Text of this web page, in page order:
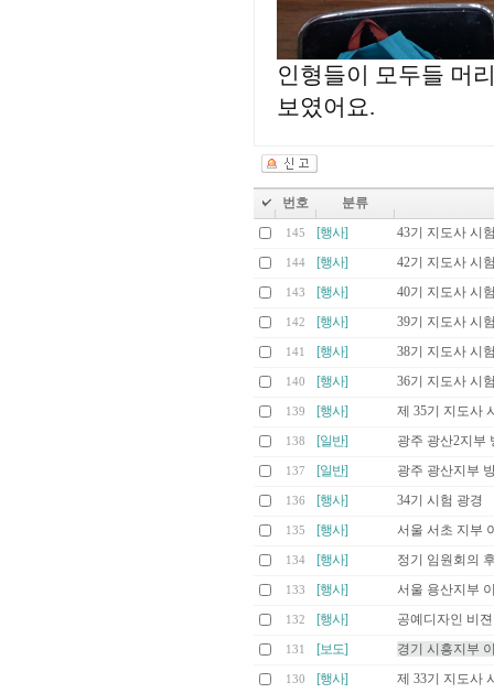
인형들이 모두들 머
보였어요.
번호 분류
145 [행사] 43기 지도사 시
144 [행사] 42기 지도사 시
143 [행사] 40기 지도사 시
142 [행사] 39기 지도사 시
141 [행사] 38기 지도사 시
140 [행사] 36기 지도사 시
139 [행사] 제 35기 지도사
138 [일반] 광주 광산2지부
137 [일반] 광주 광산지부
136 [행사] 34기 시험 광경
135 [행사] 서울 서초 지부
134 [행사] 정기 임원회의
133 [행사] 서울 용산지부
132 [행사] 공예디자인 비
131 [보도] 경기 시흥지부
130 [행사] 제 33기 지도사